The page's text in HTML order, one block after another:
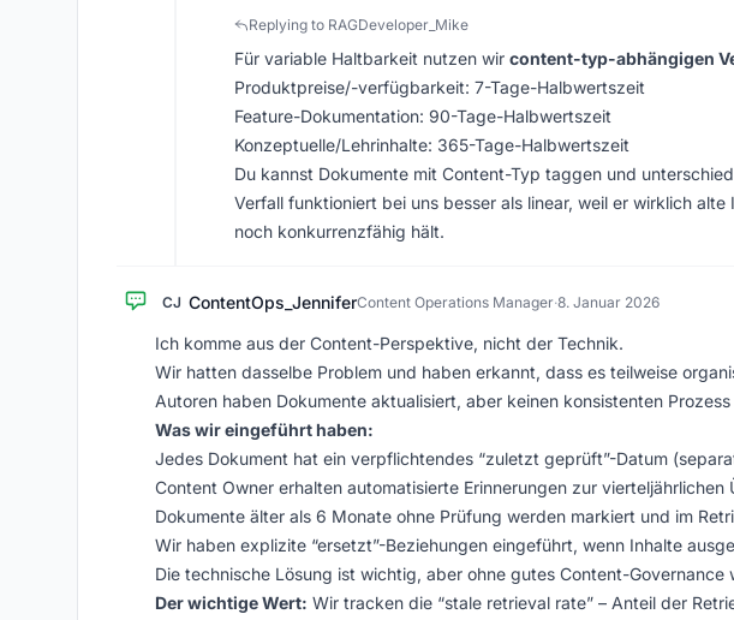
Replying to RAGDeveloper_Mike
Für variable Haltbarkeit nutzen wir content-typ-abhängigen
Produktpreise/-verfügbarkeit: 7-Tage-Halbwertszeit
Feature-Dokumentation: 90-Tage-Halbwertszeit
Konzeptuelle/Lehrinhalte: 365-Tage-Halbwertszeit
Du kannst Dokumente mit Content-Typ taggen und
Verfall funktioniert bei uns besser als linear, weil er wirklich
noch konkurrenzfähig hält.
CJ ContentOps_JenniferContent Operations Manager·8. Januar 2026
Ich komme aus der Content-Perspektive, nicht der Technik.
Wir hatten dasselbe Problem und haben erkannt, dass es teilweise
Autoren haben Dokumente aktualisiert, aber keinen konsistenten
Was wir eingeführt haben:
Jedes Dokument hat ein verpflichtendes “zuletzt geprüft”-Datum
Content Owner erhalten automatisierte Erinnerungen zur vierteljährlichen
Dokumente älter als 6 Monate ohne Prüfung werden markiert und im
Wir haben explizite “ersetzt”-Beziehungen eingeführt, wenn Inhalte
Die technische Lösung ist wichtig, aber ohne gutes Content-Governance
Der wichtige Wert: Wir tracken die “stale retrieval rate” – Anteil der